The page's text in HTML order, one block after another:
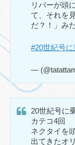
リバーが頭
て、それを
だ？！」み
#20世紀号に
—
20世紀号に
カテコ4回
ネクタイを
出てきたオ